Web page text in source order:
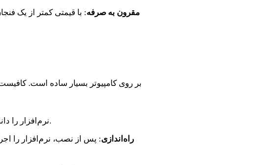
مقرون به صرفه: با قیمتی کمتر از یک
: از سایت رسمی Forest VPN، نرم‌افزار را دانلود کنید.
راه‌اندازی: پس از نصب، نرم‌افزار را